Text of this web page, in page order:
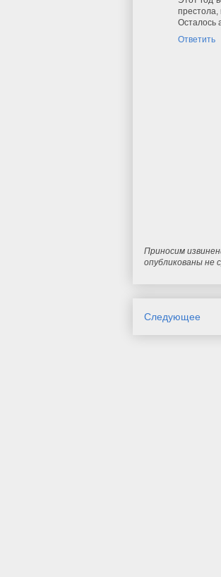
престола,
Осталось
Ответить
Приносим
опубликованы не
Следующее